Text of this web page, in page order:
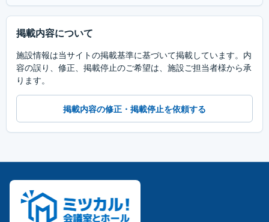
掲載内容について
施設情報は当サイトの掲載基準に基づいて掲載しています。内
容の誤り、修正、掲載停止のご希望は、施設ご担当者様から承
ります。
掲載内容の修正・掲載停止を依頼する